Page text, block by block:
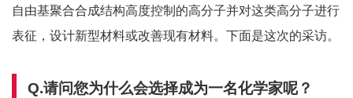
自由基聚合合成结构高度控制的高分子并对这类高分子进行
表征，设计新型材料或改善现有材料。下面是这次的采访。
Q.请问您为什么会选择成为一名化学家呢？